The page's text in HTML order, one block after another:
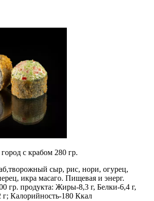
с крабом 280 гр.
сыр, рис, нори, огурец,
икра масаго. Пищевая и энерг.
гр. продукта: Жиры-8,3 г, Белки-6,4 г,
г; Калорийность-180 Ккал